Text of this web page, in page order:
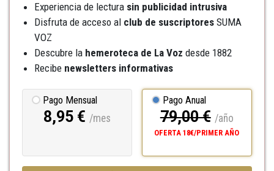
Experiencia de lectura sin publicidad intrusiva
Disfruta de acceso al club de suscriptores SUMA
VOZ
Descubre la hemeroteca de La Voz desde 1882
Recibe newsletters informativas
Pago Mensual
8,95 € /mes
Pago Anual
79,00 € /año
OFERTA 18€/PRIMER AÑO